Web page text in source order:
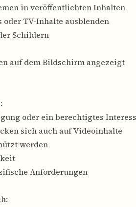
in veröffentlichten Inhalten
TV-Inhalte ausblenden
Schildern
auf dem Bildschirm angezeigt
oder ein berechtigtes
sich auch auf Videoinhalte
werden
Anforderungen